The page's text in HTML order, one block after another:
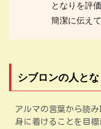
となりを評
簡潔に伝えて
シブロンの人とな
アルマの言葉から読
身に着けることを目標